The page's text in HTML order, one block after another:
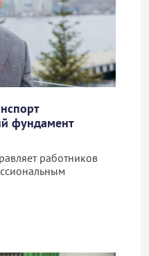
фундамент
работников